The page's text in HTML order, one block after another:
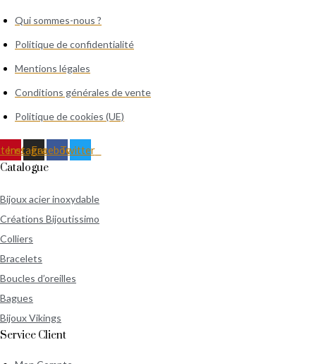
Qui sommes-nous ?
Politique de confidentialité
Mentions légales
Conditions générales de vente
Politique de cookies (UE)
InstagramFacebookTwitter
Catalogue
Bijoux acier inoxydable
Créations Bijoutissimo
Colliers
Bracelets
Boucles d’oreilles
Bagues
Bijoux Vikings
Service Client